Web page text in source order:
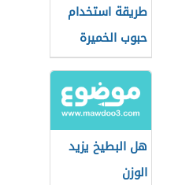
طريقة استخدام
حبوب الخميرة
للتسمين
هل البطيخ يزيد
الوزن